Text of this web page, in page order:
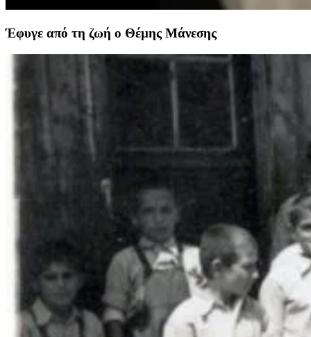
Έφυγε από τη ζωή ο Θέμης Μάνεσης